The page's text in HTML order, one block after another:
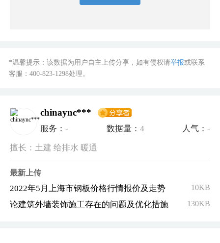
*温馨提示：该数据为用户自主上传分享，如有侵权请举报或联系
客服： 400-823-1298处理。
chinaync***
服务：- 数据量： 4 人气： -
擅长：土建 给排水 暖通
最新上传
2022年5月上海市钢板价格行情报价及走势 10KB
论建筑外墙装饰施工存在的问题及优化措施 130KB